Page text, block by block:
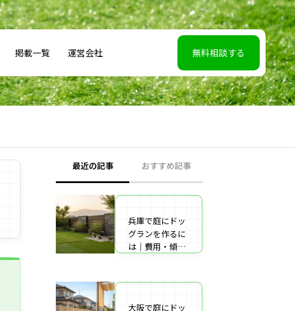
掲載一覧 運営会社 無料相談する
最近の記事 おすすめ記事
兵庫で庭にドッ
グランを作るに
は｜費用・傾斜
戸〜播磨・淡
大阪で庭にドッ
【2026年5月7】
日TBS「櫻井・
有吉THE夜会」
さんのご実家の
庭にドッグラン